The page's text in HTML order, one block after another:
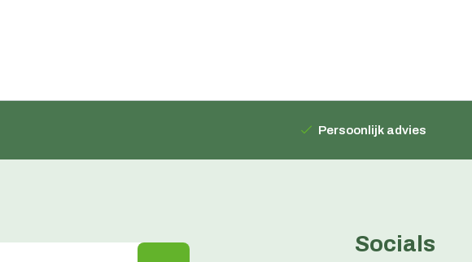
Persoonlijk advies
Socials